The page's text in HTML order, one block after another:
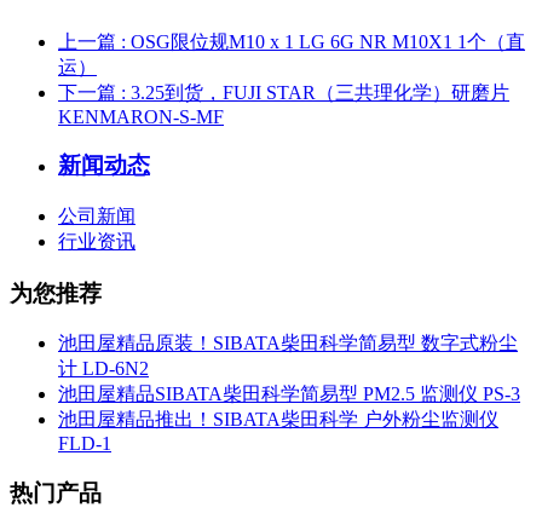
上一篇 : OSG限位规M10 x 1 LG 6G NR M10X1 1个（直
运）
下一篇 : 3.25到货，FUJI STAR（三共理化学）研磨片
KENMARON-S-MF
新闻动态
公司新闻
行业资讯
为您推荐
池田屋精品原装！SIBATA柴田科学简易型 数字式粉尘
计 LD-6N2
池田屋精品SIBATA柴田科学简易型 PM2.5 监测仪 PS-3
池田屋精品推出！SIBATA柴田科学 户外粉尘监测仪
FLD-1
热门产品